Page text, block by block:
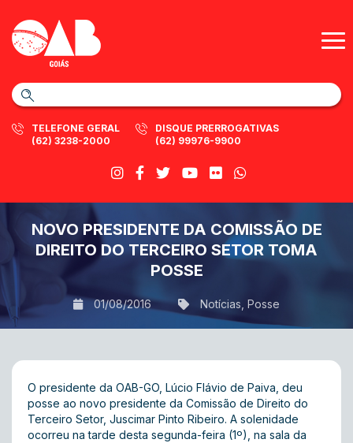
TELEFONE GERAL
(62) 3238-2000
DISQUE PRERROGATIVAS
(62) 99976-9900
NOVO PRESIDENTE DA COMISSÃO DE
DIREITO DO TERCEIRO SETOR TOMA
POSSE
01/08/2016 Notícias Posse
O presidente da OAB-GO, Lúcio Flávio de Paiva, deu
posse ao novo presidente da Comissão de Direito do
Terceiro Setor, Juscimar Pinto Ribeiro. A solenidade
ocorreu na tarde desta segunda-feira (1º), na sala da